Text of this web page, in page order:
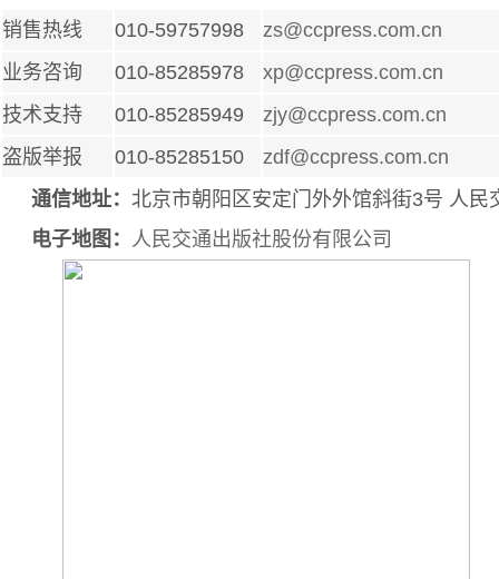
销售热线
010-59757998 zs@ccpress.com.cn
业务咨询
010-85285978
xp@ccpress.com.cn
技术支持
010-85285949
zjy@ccpress.com.cn
盗版举报
010-85285150
zdf@ccpress.com.cn
通信地址： 北京市朝阳区安定门外外馆斜街3号 人民
电子地图： 人民交通出版社股份有限公司